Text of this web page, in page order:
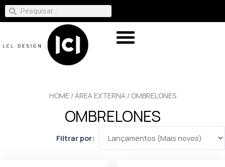
HOME/ÁREA EXTERNA / OMBRELONES
OMBRELONES
Filtrar por: